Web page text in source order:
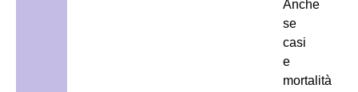
Anche
se
casi
e
mortalità